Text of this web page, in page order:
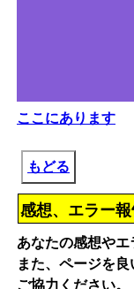
ここにあります
もどる
感想、エラー
あなたの感想や
また、ページを良
ご協力ください。